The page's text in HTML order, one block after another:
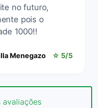
no futuro,
pois o
1000!!
Menegazo ☆ 5/5
avaliações